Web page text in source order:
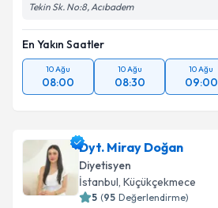
Tekin Sk. No:8, Acıbadem
En Yakın Saatler
10 Ağu
08:00
10 Ağu
08:30
10 Ağu
09:00
Dyt. Miray Doğan
Diyetisyen
İstanbul, Küçükçekmece
5 (95 Değerlendirme)